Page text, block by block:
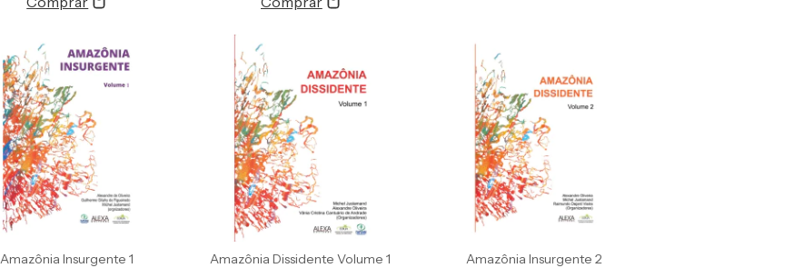
Amazônia Insurgente 1
Amazônia Dissidente Volume 1
Amazônia Insurgente 2